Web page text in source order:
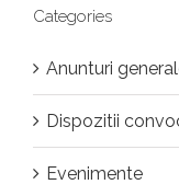
Categories
Anunturi
Dispozitii
Evenimente